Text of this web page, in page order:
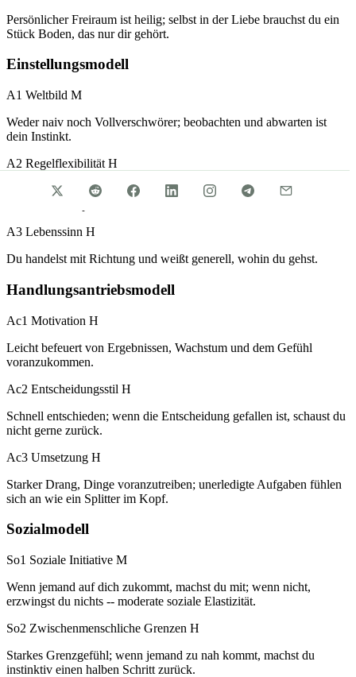
Persönlicher Freiraum ist heilig; selbst in der Liebe brauchst du ein
Stück Boden, das nur dir gehört.
Einstellungsmodell
A1 Weltbild M
Weder naiv noch Vollverschwörer; beobachten und abwarten ist
dein Instinkt.
A2 Regelflexibilität H
Starkes Ordnungsgefühl; wenn es ein Verfahren gibt, befolgst du es
A3 Lebenssinn H
Du handelst mit Richtung und weißt generell, wohin du gehst.
Handlungsantriebsmodell
Ac1 Motivation H
Leicht befeuert von Ergebnissen, Wachstum und dem Gefühl
voranzukommen.
Ac2 Entscheidungsstil H
Schnell entschieden; wenn die Entscheidung gefallen ist, schaust du
nicht gerne zurück.
Ac3 Umsetzung H
Starker Drang, Dinge voranzutreiben; unerledigte Aufgaben fühlen
sich an wie ein Splitter im Kopf.
Sozialmodell
So1 Soziale Initiative M
Wenn jemand auf dich zukommt, machst du mit; wenn nicht,
erzwingst du nichts -- moderate soziale Elastizität.
So2 Zwischenmenschliche Grenzen H
Starkes Grenzgefühl; wenn jemand zu nah kommt, machst du
instinktiv einen halben Schritt zurück.